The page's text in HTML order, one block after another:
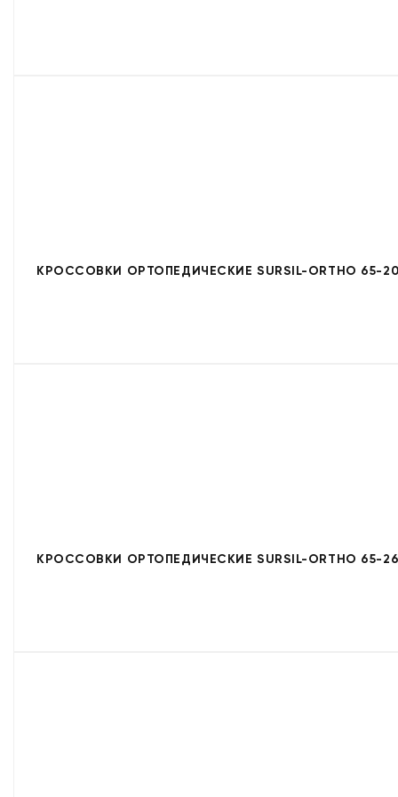
КРОССОВКИ ОРТОПЕДИЧЕСКИЕ SURSIL-ORTHO 65-
КРОССОВКИ ОРТОПЕДИЧЕСКИЕ SURSIL-ORTHO 65-